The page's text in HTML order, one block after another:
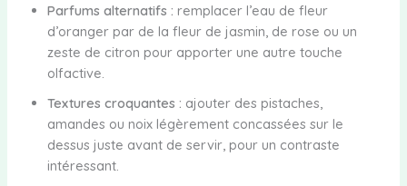
Parfums alternatifs : remplacer l’eau de fleur
d’oranger par de la fleur de jasmin, de rose ou un
zeste de citron pour apporter une autre touche
olfactive.
Textures croquantes : ajouter des pistaches,
amandes ou noix légèrement concassées sur le
dessus juste avant de servir, pour un contraste
intéressant.